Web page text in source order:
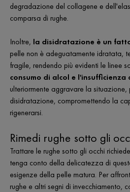
degradazione del collagene e
comparsa di rughe.
Inoltre, la disidratazione è un
pelle non è adeguatamente idratata,
fragile, rendendo più evidenti le linee
consumo di alcol e l'insufficienza
ulteriormente aggravare la
disidratazione, compromettendo la
rigenerarsi.
Rimedi rughe sotto gli
Trattare le rughe sotto gli occhi
tenga conto della delicatezza di
esigenze della pelle matura. Per
rughe e altri segni di invecchiamento,